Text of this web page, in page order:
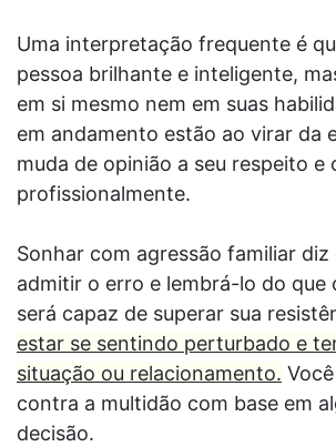
Uma interpretação frequente é
pessoa brilhante e inteligente,
em si mesmo nem em suas
em andamento estão ao virar da
muda de opinião a seu respeito e
profissionalmente.
Sonhar com agressão familiar diz
admitir o erro e lembrá-lo do que
será capaz de superar sua
estar se sentindo perturbado e
situação ou relacionamento.
contra a multidão com base em
decisão.